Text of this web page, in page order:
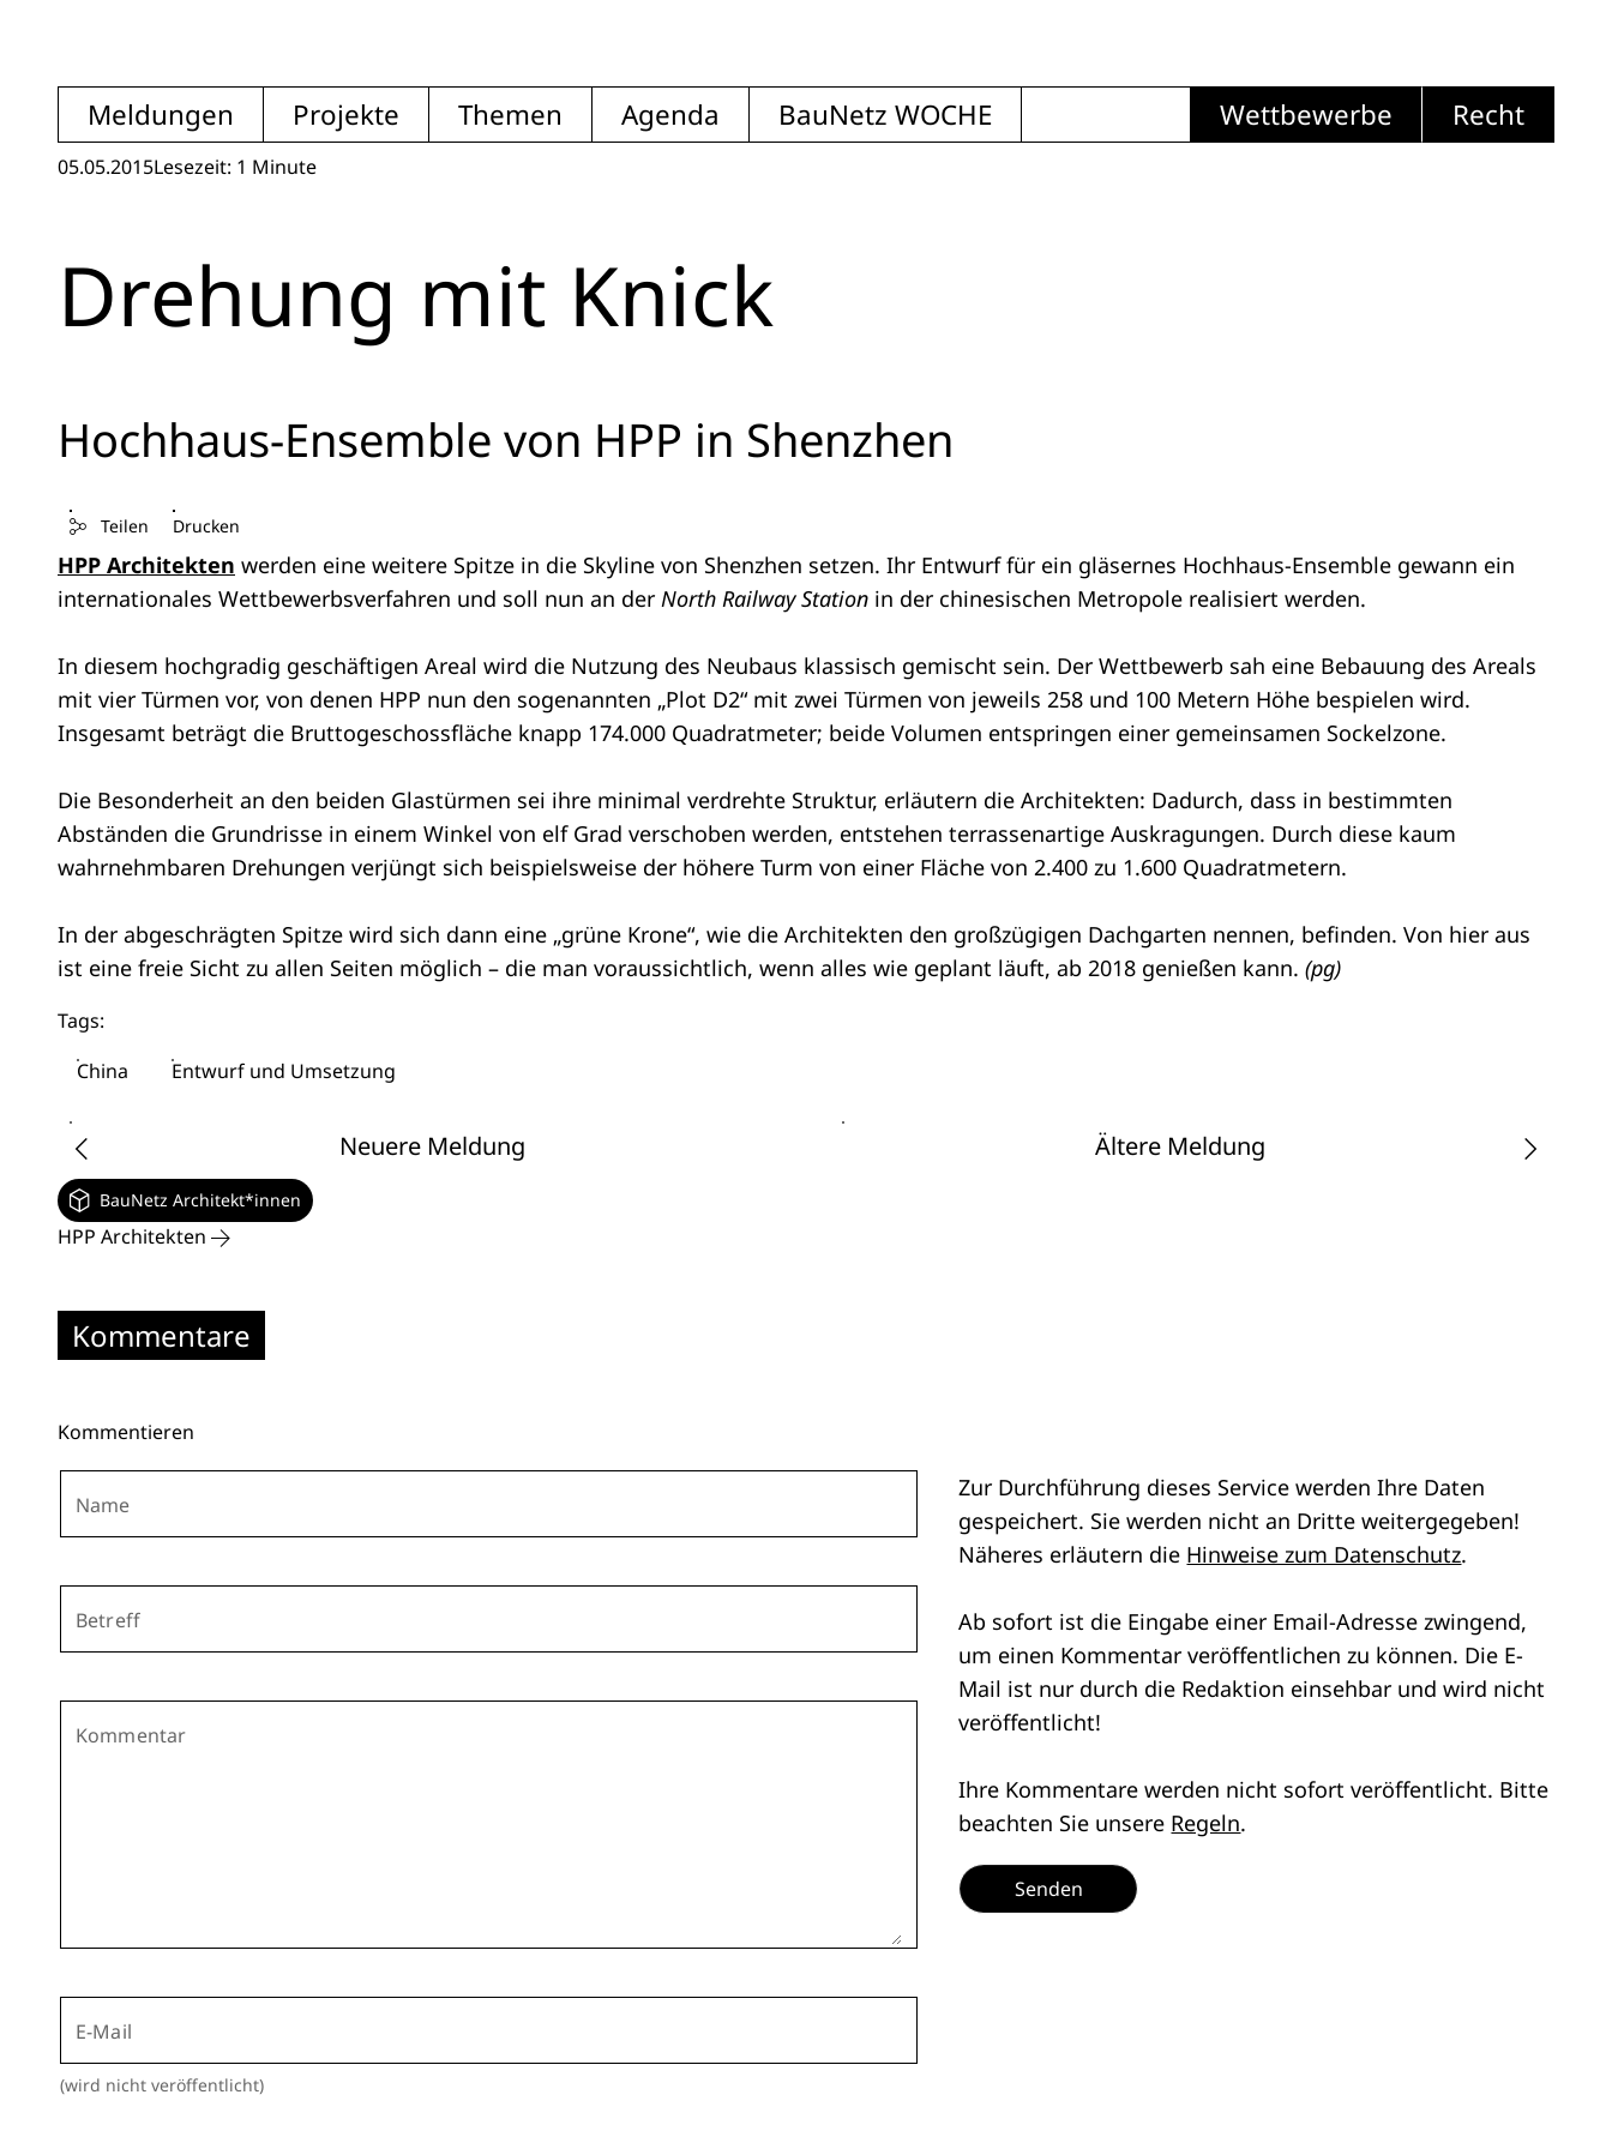
Meldungen Projekte Themen Agenda BauNetz WOCHE Wettbewerbe Recht
05.05.2015Lesezeit: 1 Minute
Drehung mit Knick
Hochhaus-Ensemble von HPP in Shenzhen
Teilen Drucken
HPP Architekten werden eine weitere Spitze in die Skyline von Shenzhen setzen. Ihr Entwurf für ein gläsernes Hochhaus-Ensemble gewann ein
internationales Wettbewerbsverfahren und soll nun an der North Railway Station in der chinesischen Metropole realisiert werden.
In diesem hochgradig geschäftigen Areal wird die Nutzung des Neubaus klassisch gemischt sein. Der Wettbewerb sah eine Bebauung des Areals
mit vier Türmen vor, von denen HPP nun den sogenannten „Plot D2“ mit zwei Türmen von jeweils 258 und 100 Metern Höhe bespielen wird.
Insgesamt beträgt die Bruttogeschossfläche knapp 174.000 Quadratmeter; beide Volumen entspringen einer gemeinsamen Sockelzone.
Die Besonderheit an den beiden Glastürmen sei ihre minimal verdrehte Struktur, erläutern die Architekten: Dadurch, dass in bestimmten
Abständen die Grundrisse in einem Winkel von elf Grad verschoben werden, entstehen terrassenartige Auskragungen. Durch diese kaum
wahrnehmbaren Drehungen verjüngt sich beispielsweise der höhere Turm von einer Fläche von 2.400 zu 1.600 Quadratmetern.
In der abgeschrägten Spitze wird sich dann eine „grüne Krone“, wie die Architekten den großzügigen Dachgarten nennen, befinden. Von hier aus
ist eine freie Sicht zu allen Seiten möglich – die man voraussichtlich, wenn alles wie geplant läuft, ab 2018 genießen kann. (pg)
Tags:
China
Entwurf und Umsetzung
Neuere Meldung Ältere Meldung
BauNetz Architekt*innen
HPP Architekten
Kommentare
Kommentieren
Name
Betreff
Kommentar
E-Mail
(wird nicht veröffentlicht)
Zur Durchführung dieses Service werden Ihre Daten
gespeichert. Sie werden nicht an Dritte weitergegeben!
Näheres erläutern die Hinweise zum Datenschutz.
Ab sofort ist die Eingabe einer Email-Adresse zwingend,
um einen Kommentar veröffentlichen zu können. Die E-
Mail ist nur durch die Redaktion einsehbar und wird nicht
veröffentlicht!
Ihre Kommentare werden nicht sofort veröffentlicht. Bitte
beachten Sie unsere Regeln.
Senden